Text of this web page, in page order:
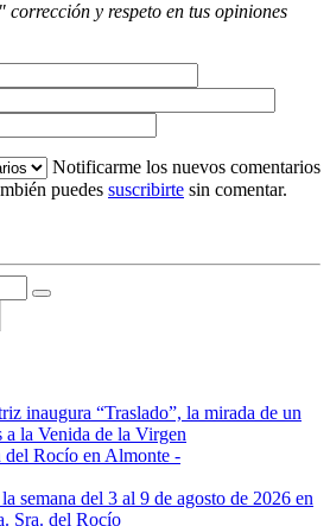
y respeto en tus opiniones
Notificarme los nuevos comentarios
puedes suscribirte sin comentar.
inaugura “Traslado”, la mirada de un
la Venida de la Virgen
del Rocío en Almonte -
semana del 3 al 9 de agosto de 2026 en
Sra. del Rocío